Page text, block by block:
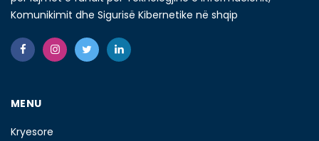
Komunikimit dhe Sigurisë Kibernetike në shqip
MENU
Kryesore